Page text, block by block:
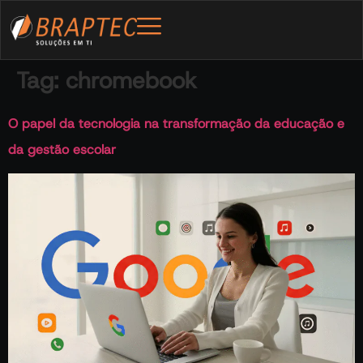
Tag: chromebook
O papel da tecnologia na transformação da educação e
da gestão escolar